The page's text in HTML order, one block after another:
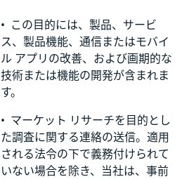
• この目的には、製品、サービ
ス、製品機能、通信またはモバイ
ル アプリの改善、および画期的な
技術または機能の開発が含まれま
す。
• マーケット リサーチを目的とし
た調査に関する連絡の送信。適用
される法令の下で義務付けられて
いない場合を除き、当社は、事前